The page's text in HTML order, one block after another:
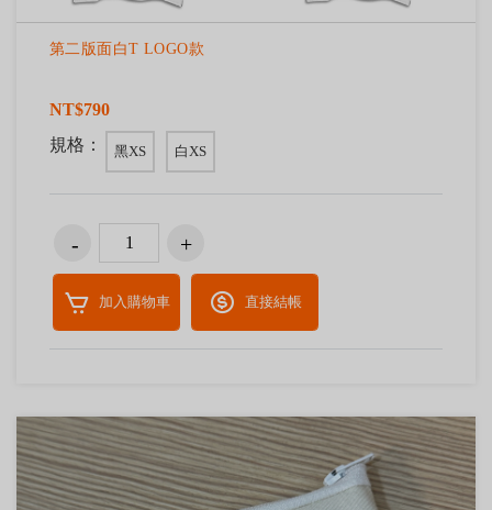
第二版面白T LOGO款
NT$790
規格：
黑XS 白XS
加入購物車 直接結帳